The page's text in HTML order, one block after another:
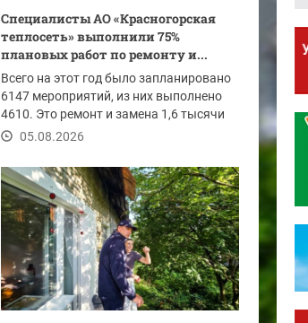
Специалисты АО «Красногорская
теплосеть» выполнили 75%
плановых работ по ремонту и...
Всего на этот год было запланировано
6147 мероприятий, из них выполнено
4610. Это ремонт и замена 1,6 тысячи
погонных...
05.08.2026